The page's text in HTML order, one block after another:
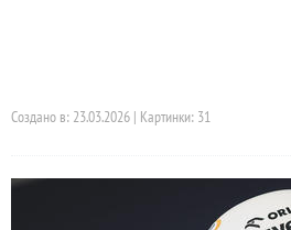
Создано в: 23.03.2026 | Картинки: 31